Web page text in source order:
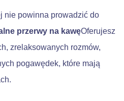
nie powinna prowadzić do
przerwy na kawęOferujesz
zrelaksowanych rozmów,
pogawędek, które mają